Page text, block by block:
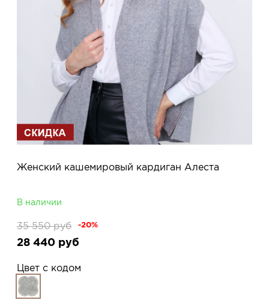
Женский кашемировый кардиган Алеста
В наличии
35 550 руб -20%
28 440 руб
Цвет с кодом